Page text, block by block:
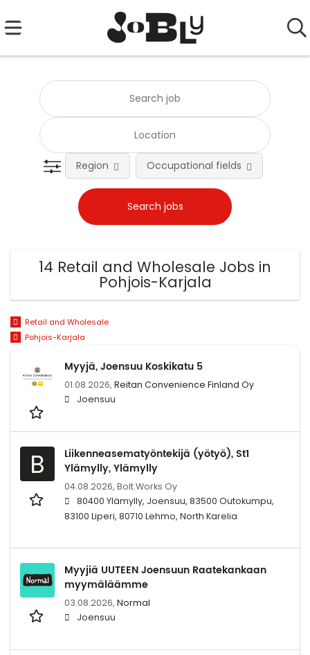
Region Occupational fields
14 Retail and Wholesale Jobs in
Pohjois-Karjala
Retail and Wholesale
Pohjois-Karjala
Myyjä, Joensuu Koskikatu 5
01.08.2026, Reitan Convenience Finland Oy
Joensuu
B
Liikenneasematyöntekijä (yötyö), St1
Ylämylly, Ylämylly
04.08.2026, Bolt.Works Oy
80400 Ylämylly, Joensuu, 83500 Outokumpu,
83100 Liperi, 80710 Lehmo, North Karelia
Myyjiä UUTEEN Joensuun Raatekankaan
myymäläämme
03.08.2026, Normal
Joensuu